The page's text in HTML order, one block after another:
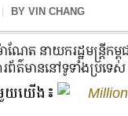
BY VIN CHANG
ណែត នាយករដ្ឋមន្ត្រី
ព័ត៌មាននៅទូទាំងប្រទ
យយើង៖